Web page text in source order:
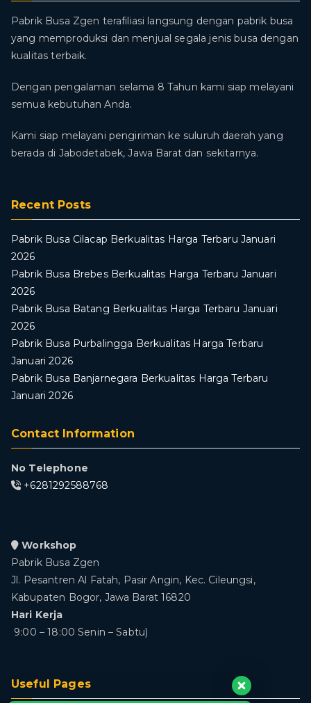
Pabrik Busa Zgen terafiliasi langsung dengan pabrik busa
yang memproduksi dan menjual segala jenis busa dengan
kualitas terbaik.
Dengan pengalaman selama 8 Tahun kami siap melayani
semua kebutuhan Anda.
Kami siap melayani pengiriman ke suluruh daerah yang
berada di Jabodetabek, Jawa Barat dan sekitarnya.
Recent Posts
Pabrik Busa Cilacap Berkualitas Harga Terbaru Januari
2026
Pabrik Busa Brebes Berkualitas Harga Terbaru Januari
2026
Pabrik Busa Batang Berkualitas Harga Terbaru Januari
2026
Pabrik Busa Purbalingga Berkualitas Harga Terbaru
Januari 2026
Pabrik Busa Banjarnegara Berkualitas Harga Terbaru
Januari 2026
Contact Information
No Telephone
+6281292588768
Workshop
Pabrik Busa Zgen
Jl. Pesantren Al Fatah, Pasir Angin, Kec. Cileungsi,
Kabupaten Bogor, Jawa Barat 16820
Hari Kerja
9:00 – 18:00 Senin – Sabtu)
Useful Pages